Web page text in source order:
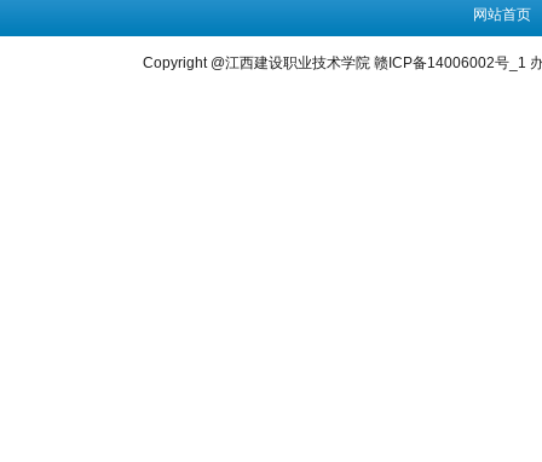
网站首页
Copyright @江西建设职业技术学院 赣ICP备14006002号_1